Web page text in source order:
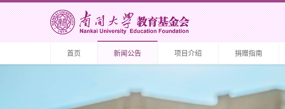
首页 新闻公告 项目介绍 捐赠指南